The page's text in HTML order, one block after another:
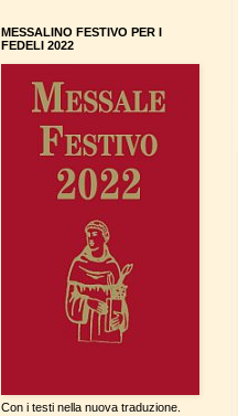
MESSALINO FESTIVO PER I
FEDELI 2022
Con i testi nella nuova traduzione.